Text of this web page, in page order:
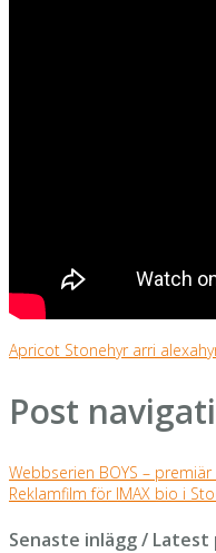
Apricot Stonehyr arri alexa
Post
Webbserien BOYS –
Reklamfilm för IMAX bio i
Senaste inlägg / Latest